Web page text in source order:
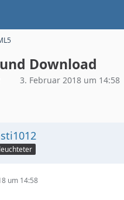
Download
3. Februar 2018 um 14:58
um 14:58